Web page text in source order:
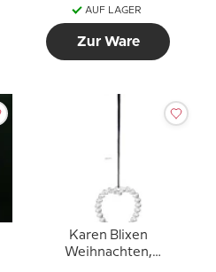
AUF LAGER
Zur Ware
Karen Blixen
Weihnachten,